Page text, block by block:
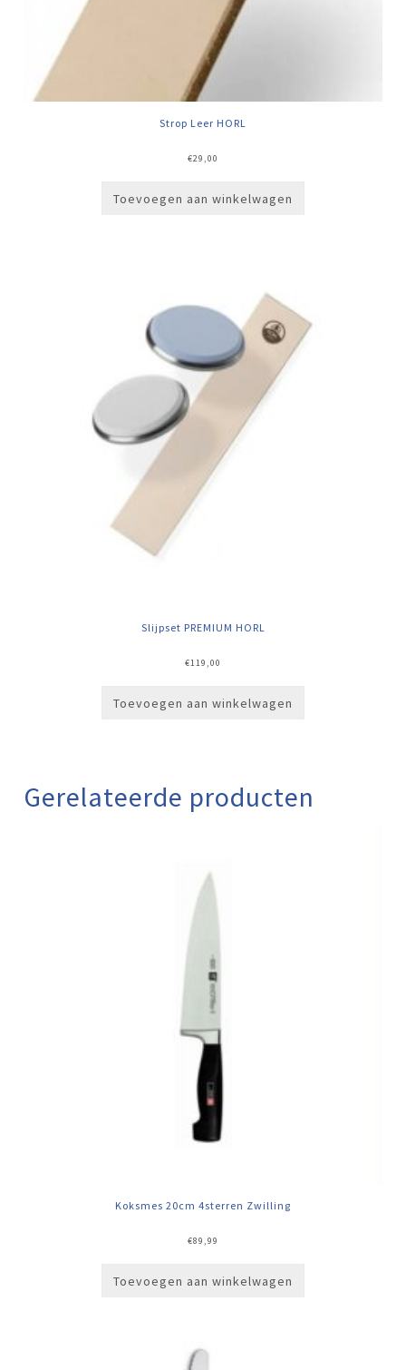
Strop Leer HORL
€29,00
Toevoegen aan winkelwagen
Slijpset PREMIUM HORL
€119,00
Toevoegen aan winkelwagen
Gerelateerde producten
Koksmes 20cm 4sterren Zwilling
€89,99
Toevoegen aan winkelwagen